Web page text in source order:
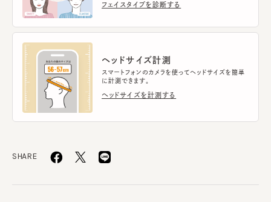
フェイスタイプを診断する
ヘッドサイズ計測
スマートフォンのカメラを使ってヘッドサイズを簡単
に計測できます。
ヘッドサイズを計測する
SHARE